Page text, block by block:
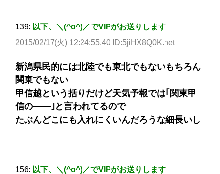
139: 以下、＼(^o^)／でVIPがお送りします
2015/02/17(火) 12:24:55.40 ID:5jiHX8Q0K.net
新潟県民的には北陸でも東北でもないもちろん
関東でもない
甲信越という括りだけど天気予報では｢関東甲
信の――｣と言われてるので
たぶんどこにも入れにくいんだろうな細長いし
156: 以下、＼(^o^)／でVIPがお送りします